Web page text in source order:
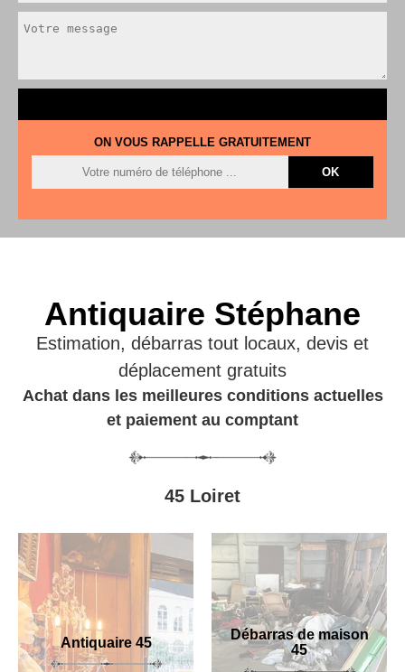
ON VOUS RAPPELLE GRATUITEMENT
Antiquaire Stéphane
Estimation, débarras tout locaux, devis et
déplacement gratuits
Achat dans les meilleures conditions actuelles
et paiement au comptant
45 Loiret
Antiquaire 45
Débarras de maison
45